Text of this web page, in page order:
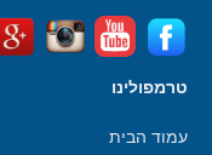
טרמפולינו
עמוד הבית